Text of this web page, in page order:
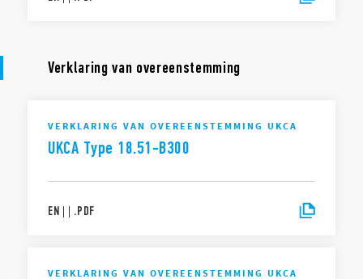
Verklaring van overeenstemming
VERKLARING VAN OVEREENSTEMMING UKCA
UKCA Type 18.51-B300
EN | | .PDF
VERKLARING VAN OVEREENSTEMMING UKCA